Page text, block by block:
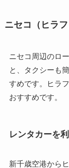
ニセコ（ヒラ
ニセコ周辺のロ
と、タクシーも
すめです。ヒラ
おすすめです。
レンタカーを
新千歳空港から